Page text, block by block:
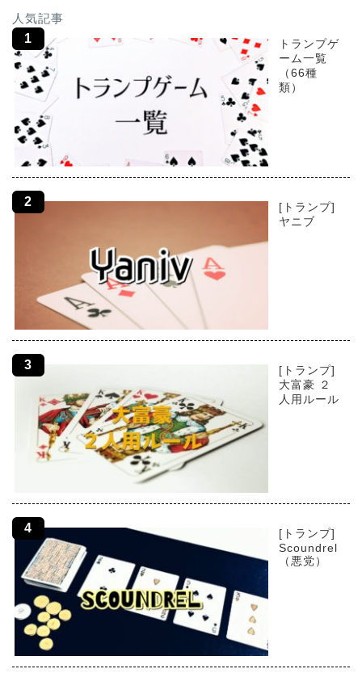
人気記事
トランプゲ
ーム一覧
（66種
類）
[トランプ]
ヤニブ
[トランプ]
大富豪 ２
人用ルール
[トランプ]
Scoundrel
（悪党）